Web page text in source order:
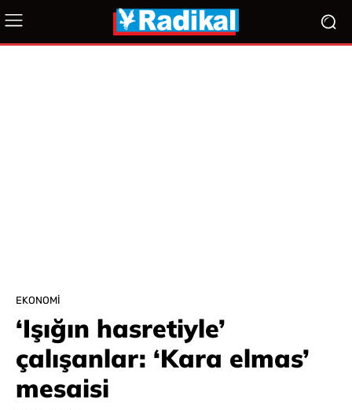
EKONOMI
‘Işığın hasretiyle’
çalışanlar: ‘Kara elmas’
mesaisi